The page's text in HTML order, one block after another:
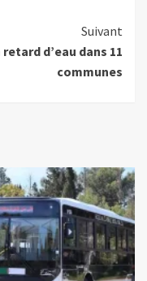
Suivant
d’eau dans 11
communes